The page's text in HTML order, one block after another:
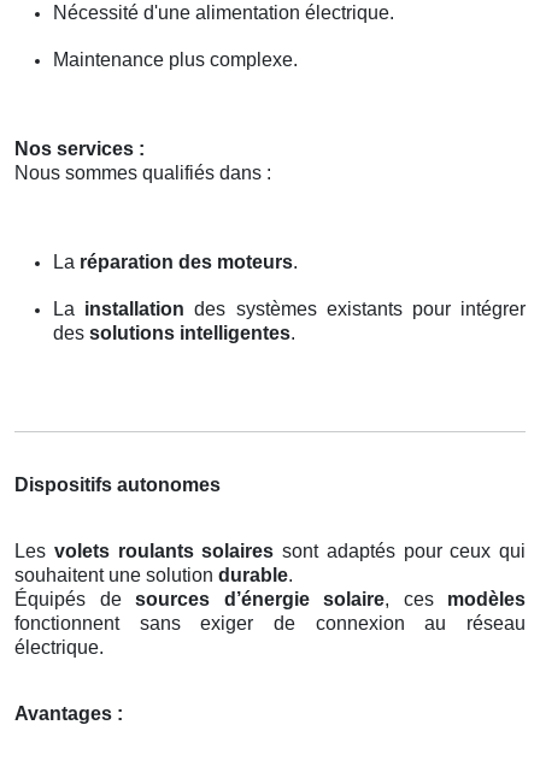
Nécessité d'une alimentation électrique.
Maintenance plus complexe.
Nos services :
Nous sommes qualifiés dans :
La réparation des moteurs.
La installation des systèmes existants pour intégrer
des solutions intelligentes.
Dispositifs autonomes
Les volets roulants solaires sont adaptés pour ceux qui
souhaitent une solution durable.
Équipés de sources d’énergie solaire, ces modèles
fonctionnent sans exiger de connexion au réseau
électrique.
Avantages :